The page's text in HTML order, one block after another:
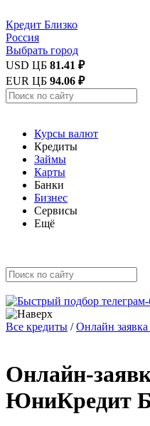
Кредит Близко
Россия
Выбрать город
USD ЦБ 81.41 ₽
EUR ЦБ 94.06 ₽
Курсы валют
Кредиты
Займы
Карты
Банки
Бизнес
Сервисы
Ещё
Все кредиты /Онлайн
Онлайн-
ЮниКредит